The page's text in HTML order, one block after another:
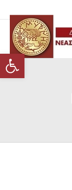
Ανοίξτε τη γραμμή εργαλείων